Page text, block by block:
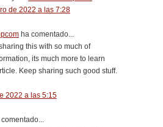
de 2022 a las 7:28
ha comentado...
this with so much of
its much more to learn
Keep sharing such good stuff.
2022 a las 5:15
comentado...